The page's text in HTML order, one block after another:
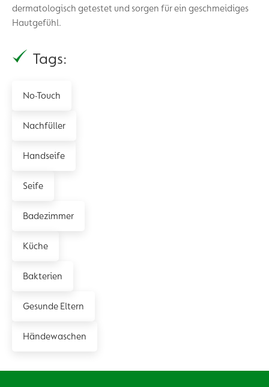
dermatologisch getestet und sorgen für ein geschmeidiges
Hautgefühl.
Tags:
No-Touch
Nachfüller
Handseife
Seife
Badezimmer
Küche
Bakterien
Gesunde Eltern
Händewaschen